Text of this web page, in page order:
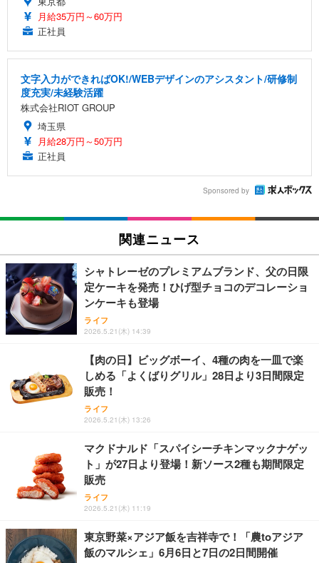
月給35万円～60万円
正社員
文字入力ができればOK!/WEBデザインのアシスタント/研修制
度充実/未経験活躍
株式会社RIOT GROUP
埼玉県
月給28万円～50万円
正社員
Sponsored by
関連ニュース
シャトレーゼのプレミアムブランド、父の日限
定ケーキを発売！ひげ型チョコのデコレーショ
ンケーキも登場
ライフ
2026.5.21(木) 14:39
【肉の日】ビッグボーイ、4種の肉を一皿で楽
しめる「よくばりグリル」28日より3日間限定
販売！
ライフ
2026.5.21(木) 13:26
マクドナルド「スパイシーチキンマックナゲッ
ト」が27日より登場！新ソース2種も期間限定
販売
ライフ
2026.5.21(木) 11:19
東京野菜×アジア飯を吉祥寺で！「農toアジア
飯のマルシェ」6月6日と7日の2日間開催